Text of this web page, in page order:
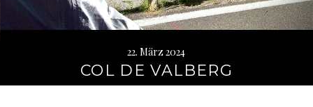
22. März 2024
COL DE VALBERG